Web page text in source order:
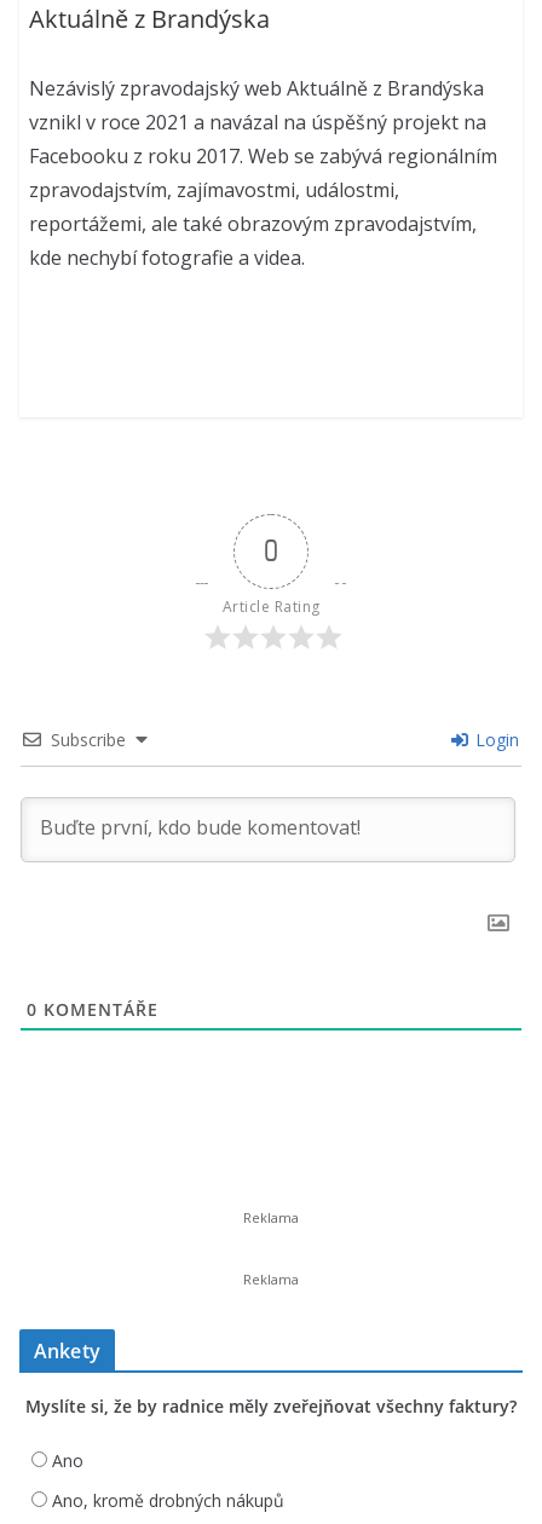
Aktuálně z Brandýska
Nezávislý zpravodajský web Aktuálně z Brandýska
vznikl v roce 2021 a navázal na úspěšný projekt na
Facebooku z roku 2017. Web se zabývá regionálním
zpravodajstvím, zajímavostmi, událostmi,
reportážemi, ale také obrazovým zpravodajstvím,
kde nechybí fotografie a videa.
0
Article Rating
Subscribe Login
0 KOMENTÁŘE
Ankety
Myslíte si, že by radnice měly zveřejňovat všechny faktury?
Ano
Ano, kromě drobných nákupů